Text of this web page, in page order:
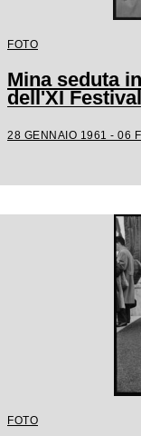
FOTO
Mina seduta
dell'XI
28 GENNAIO 1961 - 06
FOTO